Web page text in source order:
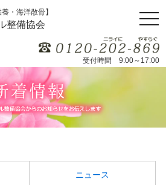
・海洋散骨】
整備協会
受付時間 9:00～17:00
ニュース